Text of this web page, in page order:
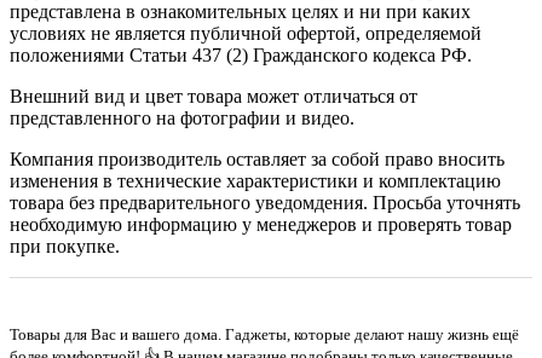
представлена в ознакомительных целях и ни при каких
условиях не является публичной офертой, определяемой
положениями Статьи 437 (2) Гражданского кодекса РФ.
Внешний вид и цвет товара может отличаться от
представленного на фотографии и видео.
Компания производитель оставляет за собой право вносить
изменения в технические характеристики и комплектацию
товара без предварительного уведомдения. Просьба уточнять
необходимую информацию у менеджеров и проверять товар
при покупке.
Товары для Вас и вашего дома. Гаджеты, которые делают нашу жизнь ещё